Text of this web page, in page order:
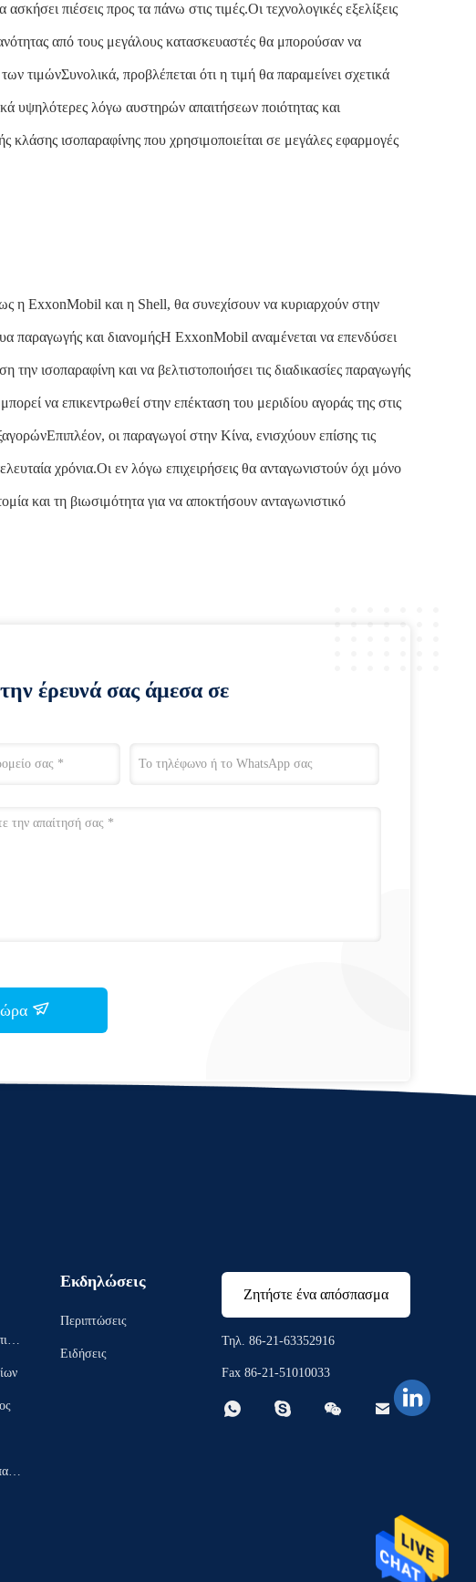
πιέσεις προς τα πάνω στις τιμές.Οι τεχνολογικές εξελίξεις
από τους μεγάλους κατασκευαστές θα μπορούσαν να
προβλέπεται ότι η τιμή θα παραμείνει σχετικά
υψηλότερες λόγω αυστηρών απαιτήσεων ποιότητας και
κλάσης ισοπαραφίνης που χρησιμοποιείται σε μεγάλες εφαρμογές
η ExxonMobil και η Shell, θα συνεχίσουν να κυριαρχούν στην
παραγωγής και διανομήςΗ ExxonMobil αναμένεται να επενδύσει
ισοπαραφίνη και να βελτιστοποιήσει τις διαδικασίες παραγωγής
να επικεντρωθεί στην επέκταση του μεριδίου αγοράς της στις
οι παραγωγοί στην Κίνα, ενισχύουν επίσης τις
χρόνια.Οι εν λόγω επιχειρήσεις θα ανταγωνιστούν όχι μόνο
και τη βιωσιμότητα για να αποκτήσουν ανταγωνιστικό
έρευνά σας άμεσα σε
Εκδηλώσεις
Περιπτώσεις
Ειδήσεις
Ζητήστε ένα απόσπασμα
Τηλ. 86-21-63352916
Fax 86-21-51010033
   